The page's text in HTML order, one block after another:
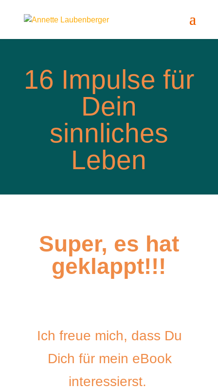
16 Impulse für
Dein
sinnliches
Leben
Super, es hat
geklappt!!!
Ich freue mich, dass Du
Dich für mein eBook
interessierst.